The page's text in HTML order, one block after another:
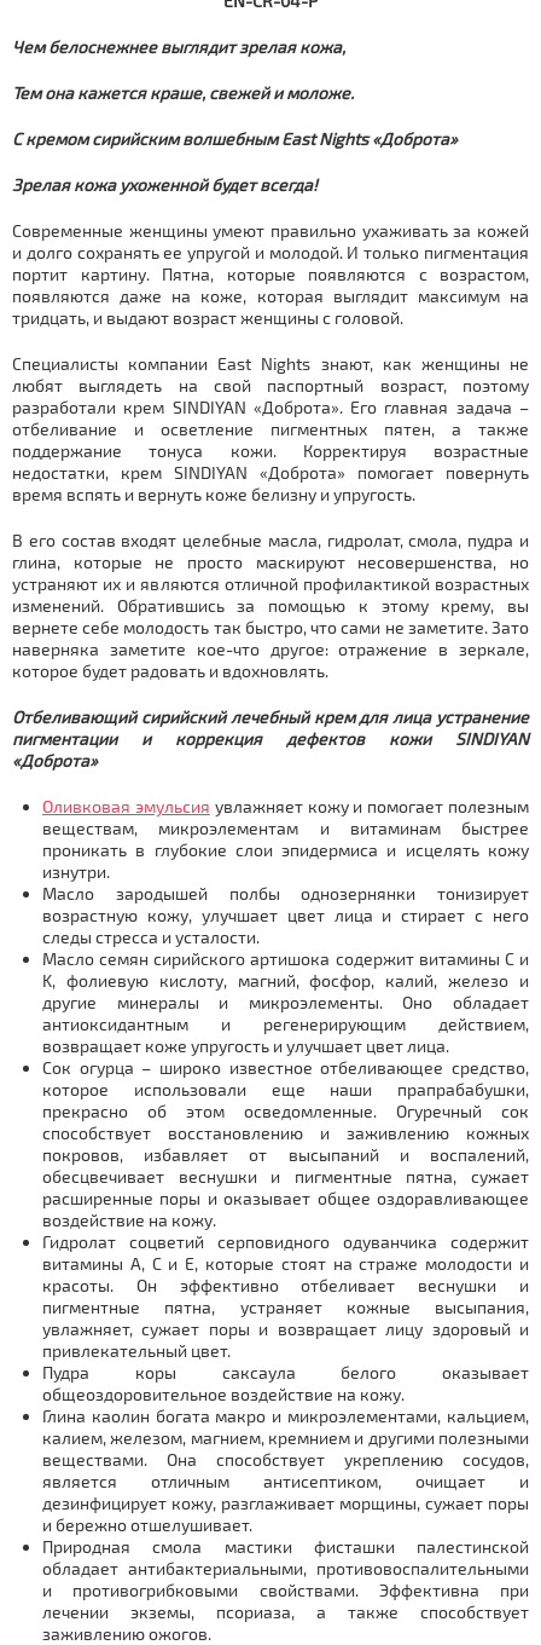
Чем белоснежнее выглядит зрелая кожа,
Тем она кажется краше, свежей и моложе.
С кремом сирийским волшебным East Nights «Доброта»
Зрелая кожа ухоженной будет всегда!
Современные женщины умеют правильно ухаживать за кожей
и долго сохранять ее упругой и молодой. И только пигментация
портит картину. Пятна, которые появляются с возрастом,
появляются даже на коже, которая выглядит максимум на
тридцать, и выдают возраст женщины с головой.
Специалисты компании East Nights знают, как женщины не
любят выглядеть на свой паспортный возраст, поэтому
разработали крем SINDIYAN «Доброта». Его главная задача –
отбеливание и осветление пигментных пятен, а также
поддержание тонуса кожи. Корректируя возрастные
недостатки, крем SINDIYAN «Доброта» помогает повернуть
время вспять и вернуть коже белизну и упругость.
В его состав входят целебные масла, гидролат, смола, пудра и
глина, которые не просто маскируют несовершенства, но
устраняют их и являются отличной профилактикой возрастных
изменений. Обратившись за помощью к этому крему, вы
вернете себе молодость так быстро, что сами не заметите. Зато
наверняка заметите кое-что другое: отражение в зеркале,
которое будет радовать и вдохновлять.
Отбеливающий сирийский лечебный крем для лица устранение
пигментации и коррекция дефектов кожи SINDIYAN
«Доброта»
Оливковая эмульсия увлажняет кожу и помогает полезным
веществам, микроэлементам и витаминам быстрее
проникать в глубокие слои эпидермиса и исцелять кожу
изнутри.
Масло зародышей полбы однозернянки тонизирует
возрастную кожу, улучшает цвет лица и стирает с него
следы стресса и усталости.
Масло семян сирийского артишока содержит витамины С и
K, фолиевую кислоту, магний, фосфор, калий, железо и
другие минералы и микроэлементы. Оно обладает
антиоксидантным и регенерирующим действием,
возвращает коже упругость и улучшает цвет лица.
Сок огурца – широко известное отбеливающее средство,
которое использовали еще наши прапрабабушки,
прекрасно об этом осведомленные. Огуречный сок
способствует восстановлению и заживлению кожных
покровов, избавляет от высыпаний и воспалений,
обесцвечивает веснушки и пигментные пятна, сужает
расширенные поры и оказывает общее оздоравливающее
воздействие на кожу.
Гидролат соцветий серповидного одуванчика содержит
витамины A, C и E, которые стоят на страже молодости и
красоты. Он эффективно отбеливает веснушки и
пигментные пятна, устраняет кожные высыпания,
увлажняет, сужает поры и возвращает лицу здоровый и
привлекательный цвет.
Пудра коры саксаула белого оказывает
общеоздоровительное воздействие на кожу.
Глина каолин богата макро и микроэлементами, кальцием,
калием, железом, магнием, кремнием и другими полезными
веществами. Она способствует укреплению сосудов,
является отличным антисептиком, очищает и
дезинфицирует кожу, разглаживает морщины, сужает поры
и бережно отшелушивает.
Природная смола мастики фисташки палестинской
обладает антибактериальными, противовоспалительными
и противогрибковыми свойствами. Эффективна при
лечении экземы, псориаза, а также способствует
заживлению ожогов.